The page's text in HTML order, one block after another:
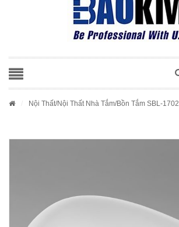
Nội Thất/Nội Thất Nhà Tắm/Bồn Tắm SBL-1702